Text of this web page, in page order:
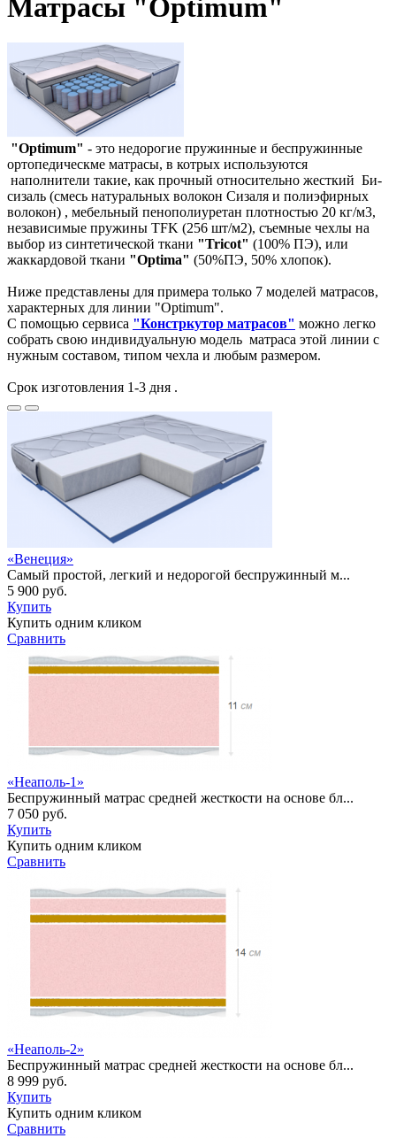
Матрасы "Optimum"
"Optimum" - это недорогие пружинные и беспружинные
ортопедическме матрасы, в котрых используются
наполнители такие, как прочный относительно жесткий Би-
сизаль (смесь натуральных волокон Сизаля и полиэфирных
волокон) , мебельный пенополиуретан плотностью 20 кг/м3,
независимые пружины TFK (256 шт/м2), съемные чехлы на
выбор из синтетической ткани "Tricot" (100% ПЭ), или
жаккардовой ткани "Optima" (50%ПЭ, 50% хлопок).
Ниже представлены для примера только 7 моделей матрасов,
характерных для линии "Optimum".
С помощью сервиса "Констркутор матрасов" можно легко
собрать свою индивидуальную модель матраса этой линии с
нужным составом, типом чехла и любым размером.
Срок изготовления 1-3 дня .
«Венеция»
Самый простой, легкий и недорогой беспружинный м...
5 900 руб.
Купить
Купить одним кликом
Сравнить
«Неаполь-1»
Беспружинный матраc средней жесткости на основе бл...
7 050 руб.
Купить
Купить одним кликом
Сравнить
«Неаполь-2»
Беспружинный матраc средней жесткости на основе бл...
8 999 руб.
Купить
Купить одним кликом
Сравнить